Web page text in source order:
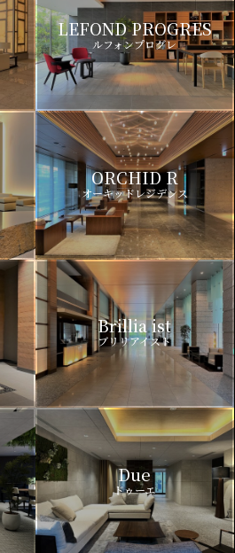
LEFOND PROGRES
ルフォンプログレ
ORCHID R
オーキッドレジデンス
Brillia ist
ブリリアイスト
Due
ドゥーエ